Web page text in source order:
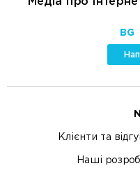
BG
Клієнти та
Наші